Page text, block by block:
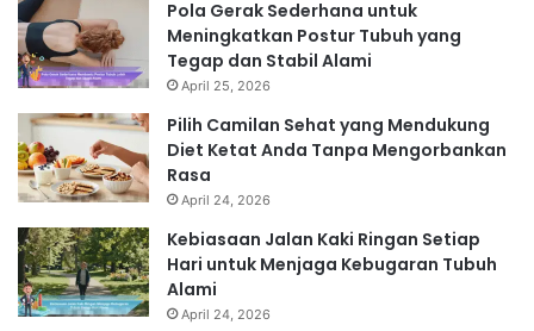
Pola Gerak Sederhana untuk
Meningkatkan Postur Tubuh yang
Tegap dan Stabil Alami
April 25, 2026
Pilih Camilan Sehat yang Mendukung
Diet Ketat Anda Tanpa Mengorbankan
Rasa
April 24, 2026
Kebiasaan Jalan Kaki Ringan Setiap
Hari untuk Menjaga Kebugaran Tubuh
Alami
April 24, 2026